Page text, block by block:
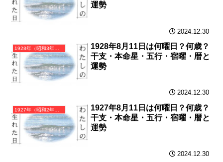
運勢
2024.12.30
1928年（昭和3年）戊辰（つちのえたつ）・辰年（たつ年）カレンダー（月曜はじまり）
1928年8月11日は何曜日？何歳？
干支・本命星・五行・宿曜・暦と
運勢
2024.12.30
1927年（昭和2年）丁卯（ひのとう）・卯年（うさぎ年）カレンダー（月曜はじまり）
1927年8月11日は何曜日？何歳？
干支・本命星・五行・宿曜・暦と
運勢
2024.12.30